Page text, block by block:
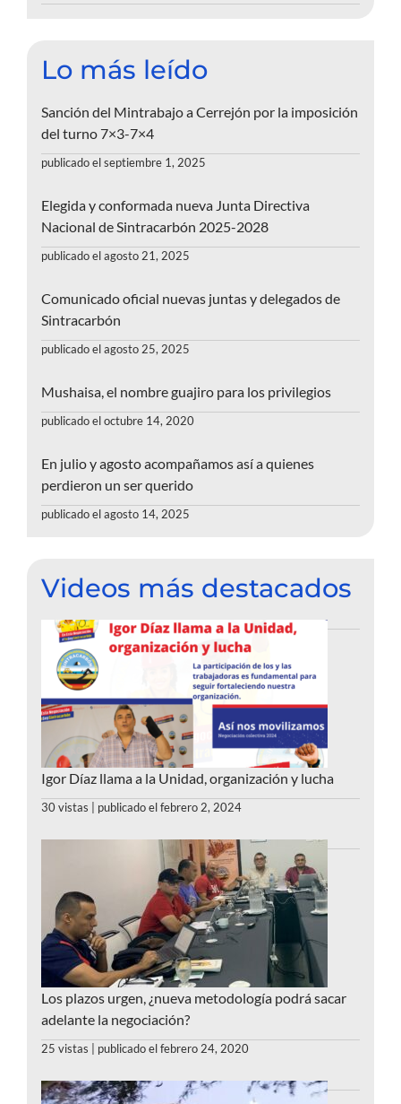
Lo más leído
Sanción del Mintrabajo a Cerrejón por la imposición
del turno 7×3-7×4
publicado el septiembre 1, 2025
Elegida y conformada nueva Junta Directiva
Nacional de Sintracarbón 2025-2028
publicado el agosto 21, 2025
Comunicado oficial nuevas juntas y delegados de
Sintracarbón
publicado el agosto 25, 2025
Mushaisa, el nombre guajiro para los privilegios
publicado el octubre 14, 2020
En julio y agosto acompañamos así a quienes
perdieron un ser querido
publicado el agosto 14, 2025
Videos más destacados
Igor Díaz llama a la Unidad, organización y lucha
30 vistas | publicado el febrero 2, 2024
Los plazos urgen, ¿nueva metodología podrá sacar
adelante la negociación?
25 vistas | publicado el febrero 24, 2020